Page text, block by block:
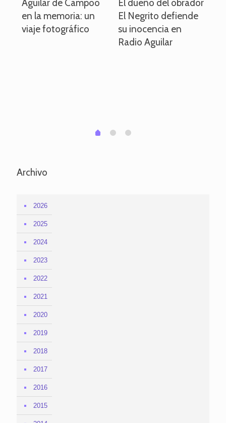
Aguilar de Campoo
en la memoria: un
viaje fotográfico
El dueño del obrador
El Negrito defiende
su inocencia en
Radio Aguilar
0 1 2
Archivo
2026
2025
2024
2023
2022
2021
2020
2019
2018
2017
2016
2015